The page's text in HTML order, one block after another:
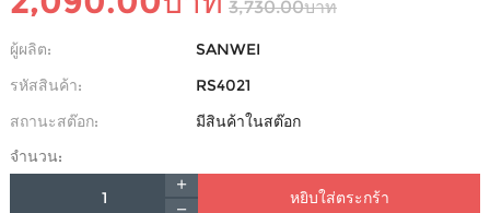
3,730.00บาท
ผู้ผลิต:
SANWEI
รหัสสินค้า:
RS4021
สถานะสต๊อก:
มีสินค้าในสต๊อก
จำนวน:
หยิบใส่ตระกร้า